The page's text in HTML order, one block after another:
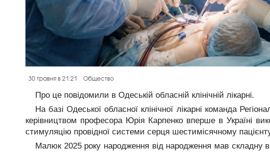
30 травня в 21:21 Общество
Про це повідомили в Одеській обласній клінічній лікарні.
На базі Одеської обласної клінічної лікарні команда
керівництвом професора Юрія Карпенко вперше в Україні
стимуляцію провідної системи серця шестимісячному
Малюк 2025 року народження від народження мав складну